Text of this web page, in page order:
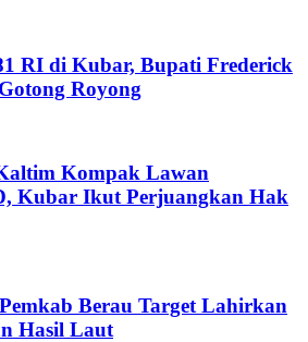
RI di Kubar, Bupati Frederick
Royong
Kompak Lawan
Kubar Ikut Perjuangkan Hak
Berau Target Lahirkan
Hasil Laut